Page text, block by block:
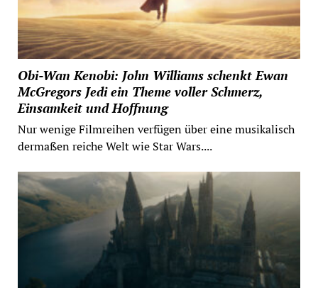
Obi-Wan Kenobi: John Williams schenkt Ewan
McGregors Jedi ein Theme voller Schmerz,
Einsamkeit und Hoffnung
Nur wenige Filmreihen verfügen über eine musikalisch
dermaßen reiche Welt wie Star Wars....